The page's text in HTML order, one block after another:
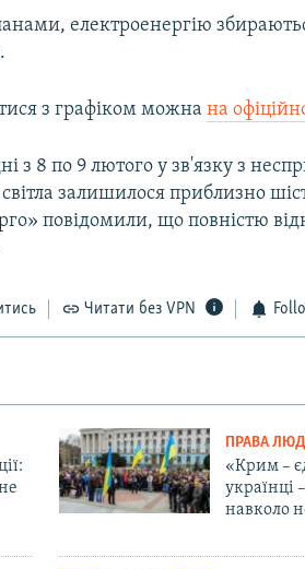
електроенергію
з графіком можнана
з 8 по 9 лютого у зв'язку з
залишилося приблизно
повідомили, що повністю
Читати без VPN
ПРАВА
«Крим –
українці
навколо